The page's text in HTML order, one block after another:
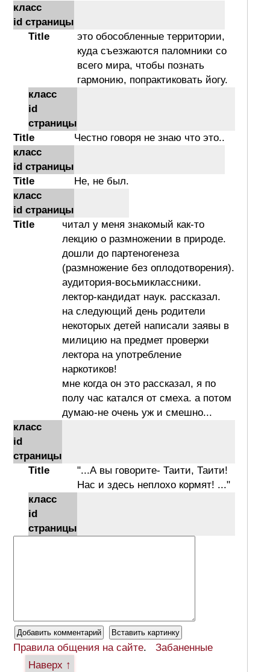
класс
id страницы
Title
это обособленные территории,
куда съезжаются паломники со
всего мира, чтобы познать
гармонию, попрактиковать йогу.
класс
id
страницы
Title
Честно говоря не знаю что это..
класс
id страницы
Title
Не, не был.
класс
id страницы
Title
читал у меня знакомый как-то
лекцию о размножении в природе.
дошли до партеногенеза
(размножение без оплодотворения).
аудитория-восьмиклассники.
лектор-кандидат наук. рассказал.
на следующий день родители
некоторых детей написали заявы в
милицию на предмет проверки
лектора на употребление
наркотиков!
мне когда он это рассказал, я по
полу час катался от смеха. а потом
думаю-не очень уж и смешно...
класс
id
страницы
Title
"...А вы говорите- Таити, Таити!
Нас и здесь неплохо кормят! ..."
класс
id
страницы
Правила общения на сайте. Забаненные
Наверх ↑